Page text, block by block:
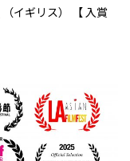
（イギリス） 【 入賞